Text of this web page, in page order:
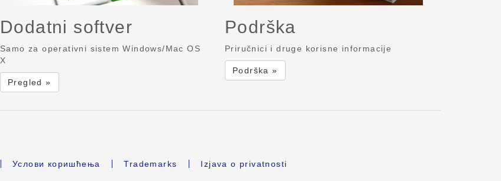
Dodatni softver
Samo za operativni sistem Windows/Mac OS
X
Pregled »
Podrška
Priručnici i druge korisne informacije
Podrška »
Услови коришћења Trademarks Izjava o privatnosti